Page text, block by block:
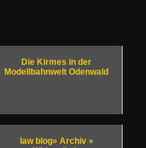
Die Kirmes in der
Modellbahnwelt Odenwald
law blog» Archiv »